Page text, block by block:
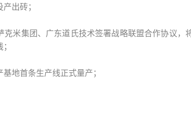
出砖；
克米集团、广东道氏技术签署战略联盟合作协议，
地首条生产线正式量产；